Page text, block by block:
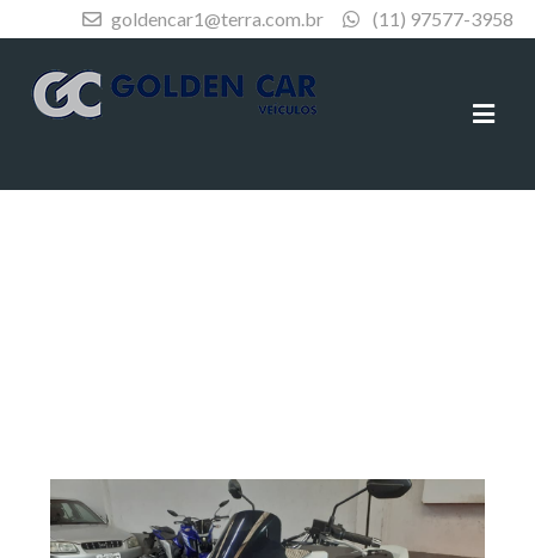
goldencar1@terra.com.br (11) 97577-3958